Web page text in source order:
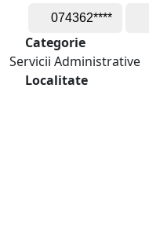
074362****
Categorie
Servicii Administrative
Localitate